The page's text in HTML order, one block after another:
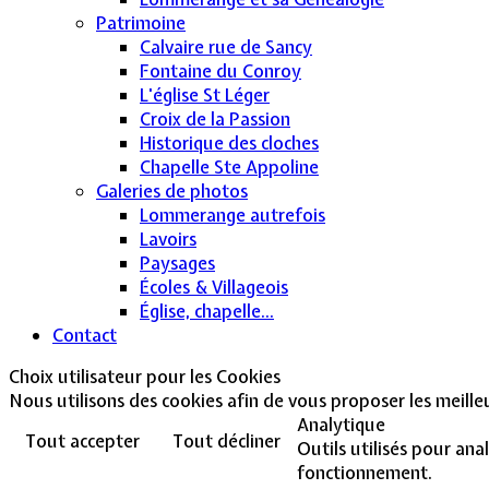
Patrimoine
Calvaire rue de Sancy
Fontaine du Conroy
L'église St Léger
Croix de la Passion
Historique des cloches
Chapelle Ste Appoline
Galeries de photos
Lommerange autrefois
Lavoirs
Paysages
Écoles & Villageois
Église, chapelle...
Contact
Choix utilisateur pour les Cookies
Nous utilisons des cookies afin de vous proposer les
Tout accepter
Tout décliner
Analytique
Outils utilisés pour
fonctionnement.